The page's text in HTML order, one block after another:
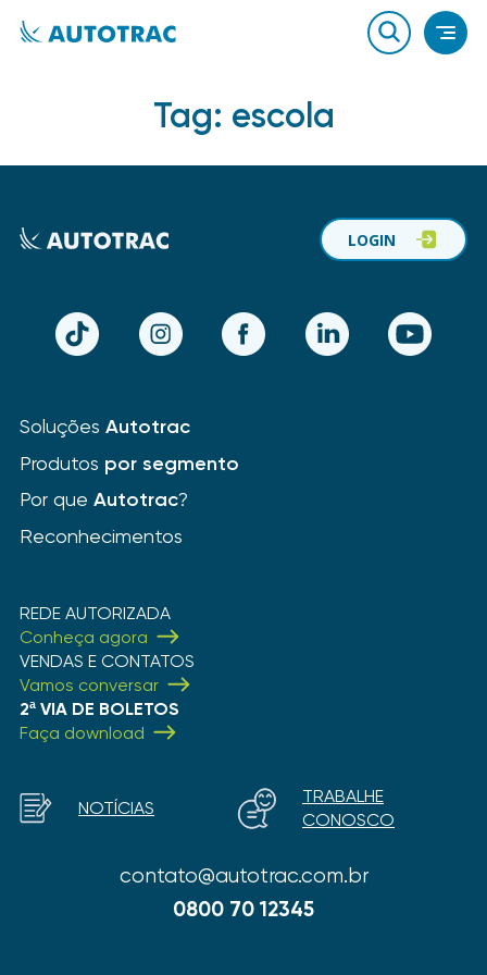
Tag: escola
TikTok Instagram Facebook LinkedIn YouTube
LOGIN
Soluções Autotrac
Produtos por segmento
Por que Autotrac?
Reconhecimentos
REDE AUTORIZADA
Conheça agora
VENDAS E CONTATOS
Vamos conversar
2ª VIA DE BOLETOS
Faça download
contato@autotrac.com.br
0800 70 12345
NOTÍCIAS
TRABALHE
CONOSCO